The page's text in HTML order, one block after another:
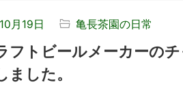
月19日 亀長茶園の日常
フトビールメーカーの
ました。